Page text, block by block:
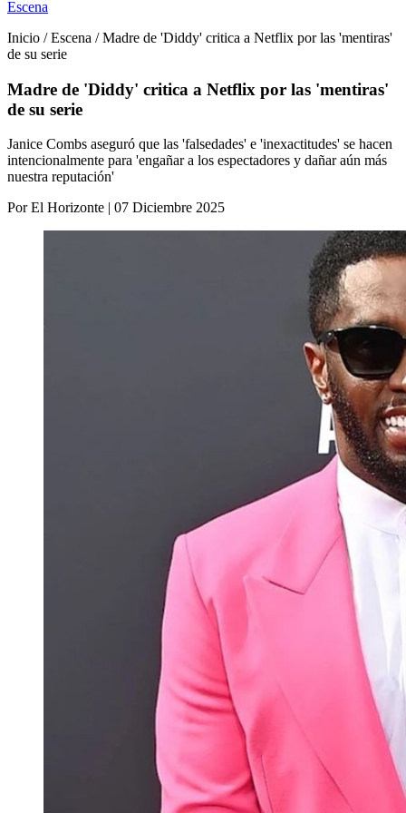
Escena
Inicio / Escena / Madre de 'Diddy' critica a Netflix por las 'mentiras'
de su serie
Madre de 'Diddy' critica a Netflix por las 'mentiras'
de su serie
Janice Combs aseguró que las 'falsedades' e 'inexactitudes' se hacen
intencionalmente para 'engañar a los espectadores y dañar aún más
nuestra reputación'
Por El Horizonte | 07 Diciembre 2025